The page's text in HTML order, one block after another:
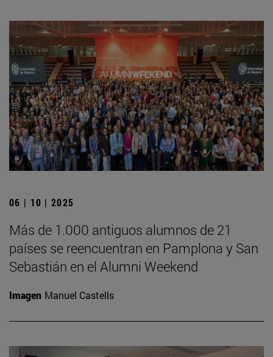
06 | 10 | 2025
Más de 1.000 antiguos alumnos de 21
países se reencuentran en Pamplona y San
Sebastián en el Alumni Weekend
Imagen Manuel Castells